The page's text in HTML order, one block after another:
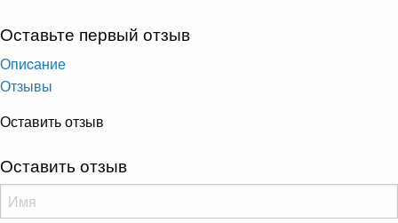
Оставьте первый отзыв
Опиcание
Отзывы
Оставить отзыв
Оставить отзыв